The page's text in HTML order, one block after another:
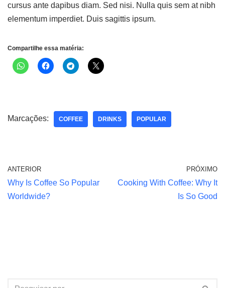
cursus ante dapibus diam. Sed nisi. Nulla quis sem at nibh
elementum imperdiet. Duis sagittis ipsum.
Compartilhe essa matéria:
Marcações: COFFEE DRINKS POPULAR
ANTERIOR
Why Is Coffee So Popular
Worldwide?
PRÓXIMO
Cooking With Coffee: Why It
Is So Good